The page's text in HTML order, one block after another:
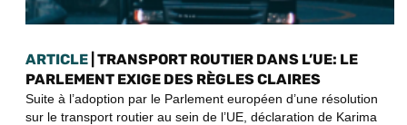
ARTICLE | TRANSPORT ROUTIER DANS L’UE: LE
PARLEMENT EXIGE DES RÈGLES CLAIRES
Suite à l’adoption par le Parlement européen d’une résolution
sur le transport routier au sein de l’UE, déclaration de Karima